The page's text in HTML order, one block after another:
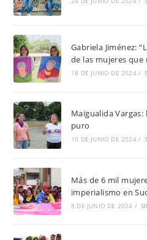
Gabriela Jiménez:
de las mujeres que
18 DE JUNIO DE 2024 /
Maigualida
puro
10 DE JUNIO DE 2024 /
Más de 6 mil
imperialismo en
8 DE JUNIO DE 2024 /